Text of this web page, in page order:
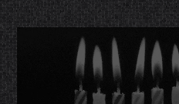
¿QUÉ ES ESTO?